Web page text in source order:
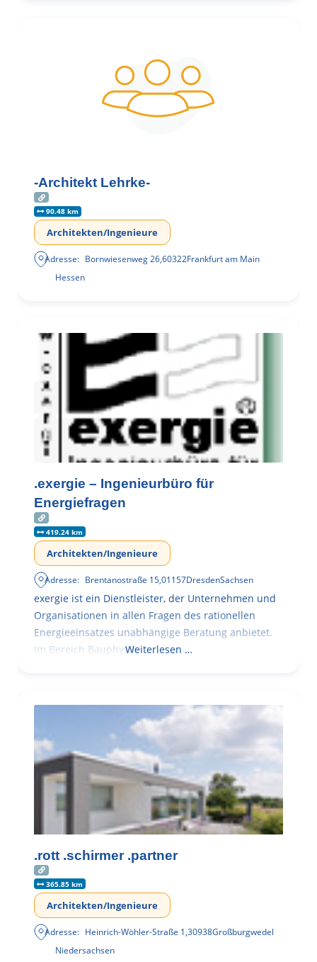
-Architekt Lehrke-
90.48 km
Architekten/Ingenieure
Adresse: Bornwiesenweg 26,60322Frankfurt am Main
Hessen
.exergie – Ingenieurbüro für
Energiefragen
419.24 km
Architekten/Ingenieure
Adresse: Brentanostraße 15,01157DresdenSachsen
exergie ist ein Dienstleister, der Unternehmen und
Organisationen in allen Fragen des rationellen
Energieeinsatzes unabhängige Beratung anbietet.
Im Bereich BauphysikWeiterlesen …
.rott .schirmer .partner
365.85 km
Architekten/Ingenieure
Adresse: Heinrich-Wöhler-Straße 1,30938Großburgwedel
Niedersachsen